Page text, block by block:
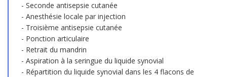
Seconde antisepsie cutanée
Anesthésie locale par injection
Troisième antisepsie cutanée
Ponction articulaire
Retrait du mandrin
Aspiration à la seringue du liquide synovial
Répartition du liquide synovial dans les 4 flacons de